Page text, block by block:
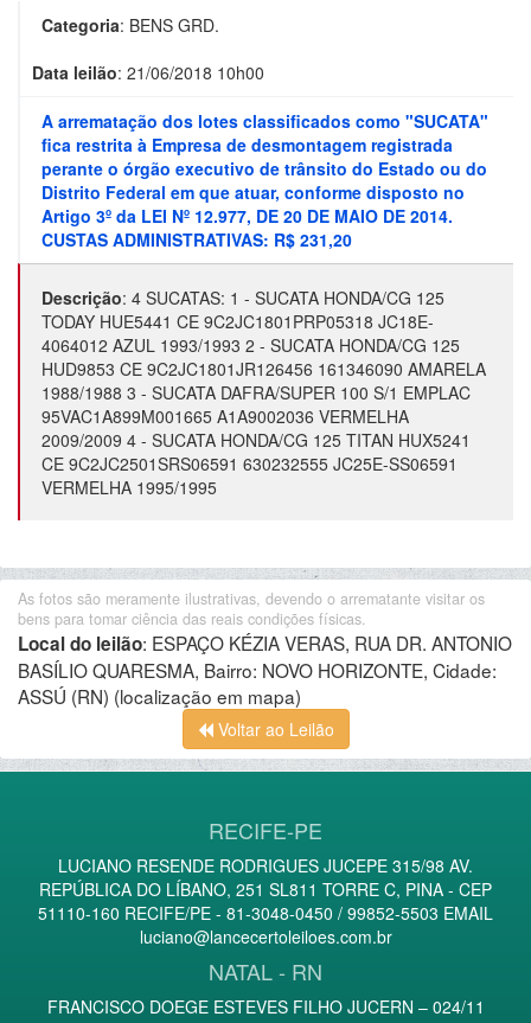
Categoria: BENS GRD.
Data leilão: 21/06/2018 10h00
A arrematação dos lotes classificados como "SUCATA"
fica restrita à Empresa de desmontagem registrada
perante o órgão executivo de trânsito do Estado ou do
Distrito Federal em que atuar, conforme disposto no
Artigo 3º da LEI Nº 12.977, DE 20 DE MAIO DE 2014.
CUSTAS ADMINISTRATIVAS: R$ 231,20
Descrição: 4 SUCATAS: 1 - SUCATA HONDA/CG 125
TODAY HUE5441 CE 9C2JC1801PRP05318 JC18E-
4064012 AZUL 1993/1993 2 - SUCATA HONDA/CG 125
HUD9853 CE 9C2JC1801JR126456 161346090 AMARELA
1988/1988 3 - SUCATA DAFRA/SUPER 100 S/1 EMPLAC
95VAC1A899M001665 A1A9002036 VERMELHA
2009/2009 4 - SUCATA HONDA/CG 125 TITAN HUX5241
CE 9C2JC2501SRS06591 630232555 JC25E-SS06591
VERMELHA 1995/1995
As fotos são meramente ilustrativas, devendo o arrematante visitar os
bens para tomar ciência das reais condições físicas.
Local do leilão: ESPAÇO KÉZIA VERAS, RUA DR. ANTONIO
BASÍLIO QUARESMA, Bairro: NOVO HORIZONTE, Cidade:
ASSÚ (RN) (localização em mapa)
Voltar ao Leilão
RECIFE-PE
LUCIANO RESENDE RODRIGUES JUCEPE 315/98 AV.
REPÚBLICA DO LÍBANO, 251 SL811 TORRE C, PINA - CEP
51110-160 RECIFE/PE - 81-3048-0450 / 99852-5503 EMAIL
luciano@lancecertoleiloes.com.br
NATAL - RN
FRANCISCO DOEGE ESTEVES FILHO JUCERN – 024/11